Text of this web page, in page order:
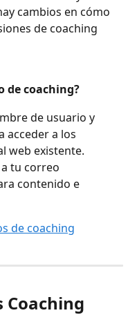
cambios en cómo
de coaching
de coaching?
de usuario y
acceder a los
web existente.
tu correo
contenido e
de coaching
Coaching